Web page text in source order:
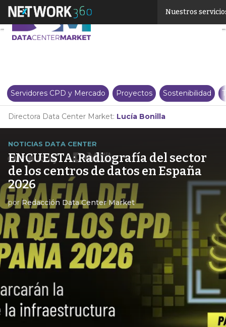
Nuestros
Servidores CPD y Mercado Proyectos Sostenibilidad
Directora Data Center Market: Lucía Bonilla
NOTICIAS DATA CENTER
ENCUESTA: Radiografía del sector
de los centros de datos en España
2026
porRedacción Data Center Market